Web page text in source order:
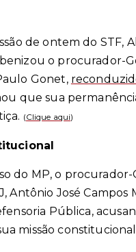
de ontem do STF,
o procurador-
Gonet,
que sua
(Clique aqui)
do MP, o procurador-
Antônio José Campos
Pública,
missão